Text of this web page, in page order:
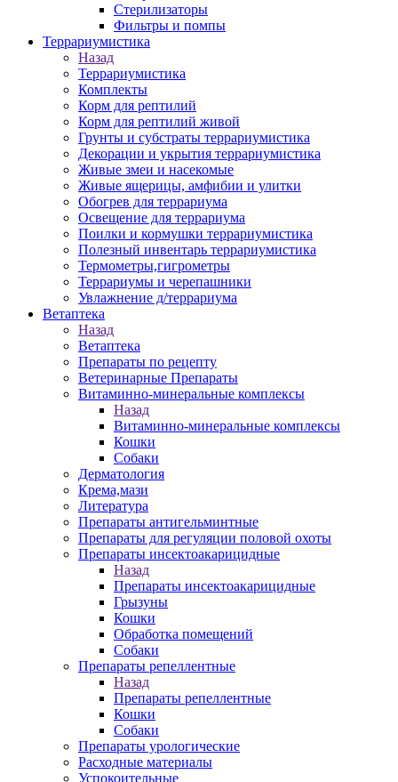
Стерилизаторы
Фильтры и помпы
Террариумистика
Назад
Террариумистика
Комплекты
Корм для рептилий
Корм для рептилий живой
Грунты и субстраты террариумистика
Декорации и укрытия террариумистика
Живые змеи и насекомые
Живые ящерицы, амфибии и улитки
Обогрев для террариума
Освещение для террариума
Поилки и кормушки террариумистика
Полезный инвентарь террариумистика
Термометры,гигрометры
Террариумы и черепашники
Увлажнение д/террариума
Ветаптека
Назад
Ветаптека
Препараты по рецепту
Ветеринарные Препараты
Витаминно-минеральные комплексы
Назад
Витаминно-минеральные комплексы
Кошки
Собаки
Дерматология
Крема,мази
Литература
Препараты антигельминтные
Препараты для регуляции половой охоты
Препараты инсектоакарицидные
Назад
Препараты инсектоакарицидные
Грызуны
Кошки
Обработка помещений
Собаки
Препараты репеллентные
Назад
Препараты репеллентные
Кошки
Собаки
Препараты урологические
Расходные материалы
Успокоительные